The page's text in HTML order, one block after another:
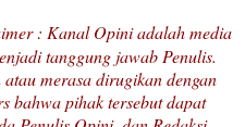
: Kanal Opini adalah media
tanggung jawab Penulis.
merasa dirugikan dengan
bahwa pihak tersebut dapat